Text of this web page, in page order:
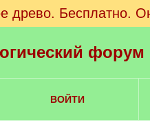
древо. Бесплатно.
ВОЙТИ